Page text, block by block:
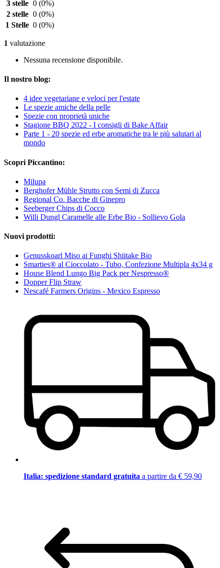
3 stelle 0 (0%)
2 stelle 0 (0%)
1 Stelle 0 (0%)
1 valutazione
Nessuna recensione disponibile.
Il nostro blog:
4 idee vegetariane e veloci per l'estate
Le spezie amiche della pelle
Spezie con proprietà uniche
Stagione BBQ 2022 - I consigli di Bake Affair
Parte 1 - 20 spezie ed erbe aromatiche tra le più salutari al
mondo
Scopri Piccantino:
Milupa
Berghofer Mühle Strutto con Semi di Zucca
Regional Co. Bacche di Ginepro
Seeberger Chips di Cocco
Willi Dungl Caramelle alle Erbe Bio - Sollievo Gola
Nuovi prodotti:
Genusskoarl Miso ai Funghi Shiitake Bio
Smarties® al Cioccolato - Tubo, Confezione Multipla 4x34 g
House Blend Lungo Big Pack per Nespresso®
Dopper Flip Straw
Nescafé Farmers Origins - Mexico Espresso
Italia: spedizione standard gratuita a partire da € 59,90